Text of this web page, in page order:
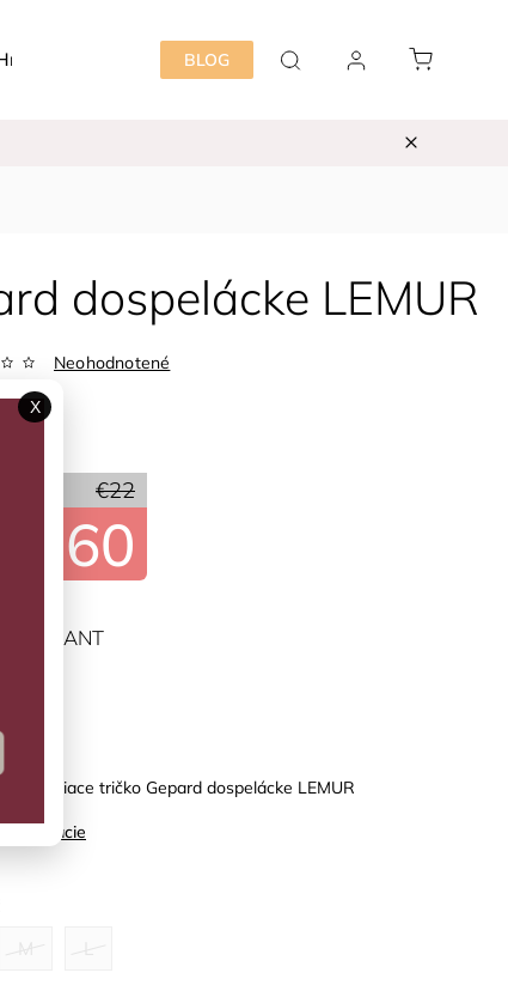
BLOG
Detská izba Starostlivosť
dospelácke LEMUR
Neohodnotené
€22
variant
svietiace tričko Gepard dospelácke LEMUR
informácie
VARIANT
X